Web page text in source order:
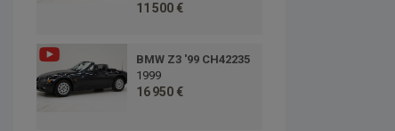
11 500 €
BMW Z3 '99 CH42235
1999
16 950 €